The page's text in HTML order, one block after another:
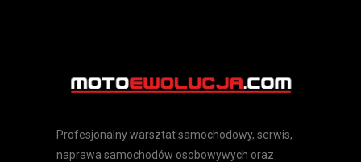
Profesjonalny warsztat samochodowy, serwis,
naprawa samochodów osobowywych oraz